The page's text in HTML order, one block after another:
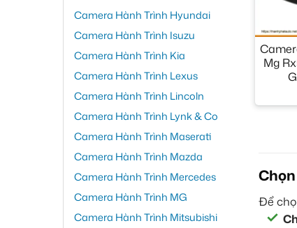
Camera Hành Trình Hyundai
Camera Hành Trình Isuzu
Camera Hành Trình Kia
Camera Hành Trình Lexus
Camera Hành Trình Lincoln
Camera Hành Trình Lynk & Co
Camera Hành Trình Maserati
Camera Hành Trình Mazda
Camera Hành Trình Mercedes
Camera Hành Trình MG
Camera Hành Trình Mitsubishi
Mg
Để